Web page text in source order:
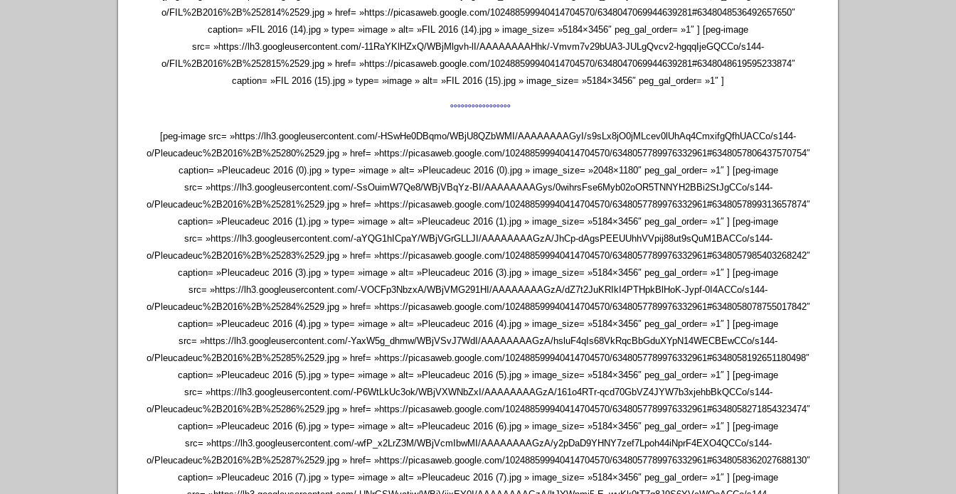
o/FIL%2B2016%2B%252814%2529.jpg » href= »https://picasaweb.google.com/102488599940414704570/6348047069944639281#6348048536492657650″
caption= »FIL 2016 (14).jpg » type= »image » alt= »FIL 2016 (14).jpg » image_size= »5184×3456″ peg_gal_order= »1″ ] [peg-image
src= »https://lh3.googleusercontent.com/-11RaYKlHZxQ/WBjMlgvh-lI/AAAAAAAAHhk/-Vmvm7v29bUA3-JULgQvcv2-hgqqIjeGQCCo/s144-
o/FIL%2B2016%2B%252815%2529.jpg » href= »https://picasaweb.google.com/102488599940414704570/6348047069944639281#6348048619595233874″
caption= »FIL 2016 (15).jpg » type= »image » alt= »FIL 2016 (15).jpg » image_size= »5184×3456″ peg_gal_order= »1″ ]
°°°°°°°°°°°°°°°°°
[peg-image src= »https://lh3.googleusercontent.com/-HSwHe0DBqmo/WBjU8QZbWMI/AAAAAAAAGyI/s9sLx8jO0jMLcev0lUhAq4CmxifgQfhUACCo/s144-
o/Pleucadeuc%2B2016%2B%25280%2529.jpg » href= »https://picasaweb.google.com/102488599940414704570/6348057789976332961#6348057806437570754″
caption= »Pleucadeuc 2016 (0).jpg » type= »image » alt= »Pleucadeuc 2016 (0).jpg » image_size= »2048×1180″ peg_gal_order= »1″ ] [peg-image
src= »https://lh3.googleusercontent.com/-SsOuimW7Qe8/WBjVBqYz-BI/AAAAAAAAGys/0wihrsFse6Myb02oOR5TNNYH2BBi2StJgCCo/s144-
o/Pleucadeuc%2B2016%2B%25281%2529.jpg » href= »https://picasaweb.google.com/102488599940414704570/6348057789976332961#6348057899313657874″
caption= »Pleucadeuc 2016 (1).jpg » type= »image » alt= »Pleucadeuc 2016 (1).jpg » image_size= »5184×3456″ peg_gal_order= »1″ ] [peg-image
src= »https://lh3.googleusercontent.com/-aYQG1hICpaY/WBjVGrGLLJI/AAAAAAAAGzA/JhCp-dAgsPEEUUhhVVpij88ut9sQuM1BACCo/s144-
o/Pleucadeuc%2B2016%2B%25283%2529.jpg » href= »https://picasaweb.google.com/102488599940414704570/6348057789976332961#6348057985403268242″
caption= »Pleucadeuc 2016 (3).jpg » type= »image » alt= »Pleucadeuc 2016 (3).jpg » image_size= »5184×3456″ peg_gal_order= »1″ ] [peg-image
src= »https://lh3.googleusercontent.com/-VOCFp3NbzxA/WBjVMG291HI/AAAAAAAAGzA/dZ7t2JuKRIkI4PTHpkBlHoK-Jypf-0I4ACCo/s144-
o/Pleucadeuc%2B2016%2B%25284%2529.jpg » href= »https://picasaweb.google.com/102488599940414704570/6348057789976332961#6348058078755017842″
caption= »Pleucadeuc 2016 (4).jpg » type= »image » alt= »Pleucadeuc 2016 (4).jpg » image_size= »5184×3456″ peg_gal_order= »1″ ] [peg-image
src= »https://lh3.googleusercontent.com/-YaxW5g_dhmw/WBjVSvJ7WdI/AAAAAAAAGzA/hsluF4qIs68VkRqcBbGduXYpN14WECBEwCCo/s144-
o/Pleucadeuc%2B2016%2B%25285%2529.jpg » href= »https://picasaweb.google.com/102488599940414704570/6348057789976332961#6348058192651180498″
caption= »Pleucadeuc 2016 (5).jpg » type= »image » alt= »Pleucadeuc 2016 (5).jpg » image_size= »5184×3456″ peg_gal_order= »1″ ] [peg-image
src= »https://lh3.googleusercontent.com/-P6WtLkUc3ok/WBjVXWNbZxI/AAAAAAAAGzA/161o4RTr-qcd70GbVZ4JYW7b3xjehbBkQCCo/s144-
o/Pleucadeuc%2B2016%2B%25286%2529.jpg » href= »https://picasaweb.google.com/102488599940414704570/6348057789976332961#6348058271854323474″
caption= »Pleucadeuc 2016 (6).jpg » type= »image » alt= »Pleucadeuc 2016 (6).jpg » image_size= »5184×3456″ peg_gal_order= »1″ ] [peg-image
src= »https://lh3.googleusercontent.com/-wfP_x2LrZ3M/WBjVcmIbwMI/AAAAAAAAGzA/y2pDaD9YHNY7zef7Lpoh44iNprF4EXO4QCCo/s144-
o/Pleucadeuc%2B2016%2B%25287%2529.jpg » href= »https://picasaweb.google.com/102488599940414704570/6348057789976332961#6348058362027688130″
caption= »Pleucadeuc 2016 (7).jpg » type= »image » alt= »Pleucadeuc 2016 (7).jpg » image_size= »5184×3456″ peg_gal_order= »1″ ] [peg-image